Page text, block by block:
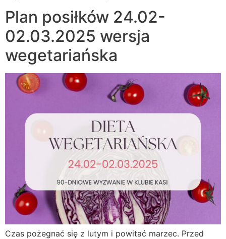
Plan posiłków 24.02-
02.03.2025 wersja
wegetariańska
Czas pożegnać się z lutym i powitać marzec. Przed